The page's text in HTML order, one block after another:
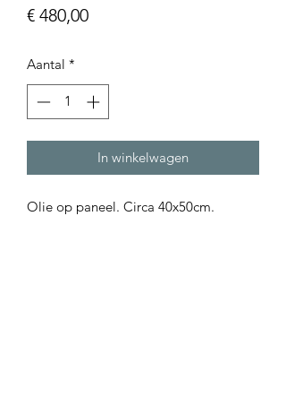
€ 480,00Prijs
Aantal *
In winkelwagen
Olie op paneel. Circa 40x50cm.